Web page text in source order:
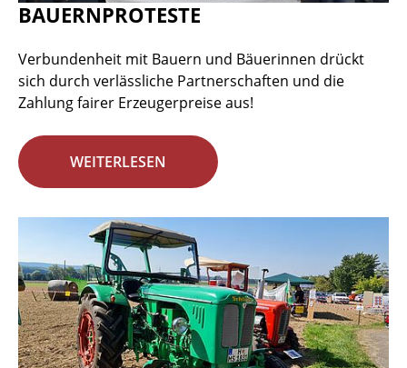
BAUERNPROTESTE
Verbundenheit mit Bauern und Bäuerinnen drückt
sich durch verlässliche Partnerschaften und die
Zahlung fairer Erzeugerpreise aus!
WEITERLESEN